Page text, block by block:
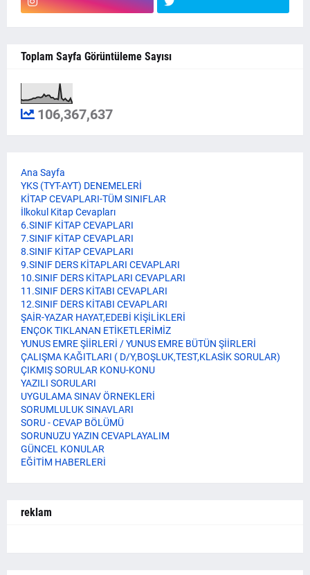
Toplam Sayfa Görüntüleme Sayısı
106,367,637
Ana Sayfa
YKS (TYT-AYT) DENEMELERİ
KİTAP CEVAPLARI-TÜM SINIFLAR
İlkokul Kitap Cevapları
6.SINIF KİTAP CEVAPLARI
7.SINIF KİTAP CEVAPLARI
8.SINIF KİTAP CEVAPLARI
9.SINIF DERS KİTAPLARI CEVAPLARI
10.SINIF DERS KİTAPLARI CEVAPLARI
11.SINIF DERS KİTABI CEVAPLARI
12.SINIF DERS KİTABI CEVAPLARI
ŞAİR-YAZAR HAYAT,EDEBİ KİŞİLİKLERİ
ENÇOK TIKLANAN ETİKETLERİMİZ
YUNUS EMRE ŞİİRLERİ / YUNUS EMRE BÜTÜN ŞİİRLERİ
ÇALIŞMA KAĞITLARI ( D/Y,BOŞLUK,TEST,KLASİK SORULAR)
ÇIKMIŞ SORULAR KONU-KONU
YAZILI SORULARI
UYGULAMA SINAV ÖRNEKLERİ
SORUMLULUK SINAVLARI
SORU - CEVAP BÖLÜMÜ
SORUNUZU YAZIN CEVAPLAYALIM
GÜNCEL KONULAR
EĞİTİM HABERLERİ
reklam